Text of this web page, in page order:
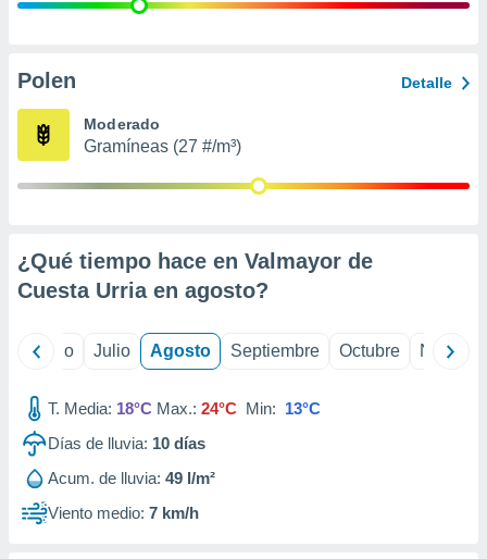
e
publicidad
Polen Detalle
Moderado
Gramíneas (27 #/m³)
¿Qué tiempo hace en Valmayor de
Cuesta Urria en agosto?
Junio Julio Agosto Septiembre Octubre
T. Media: 18°C Max.: 24°C Min: 13°C
Días de lluvia: 10 días
Acum. de lluvia: 49 l/m²
Viento medio: 7 km/h